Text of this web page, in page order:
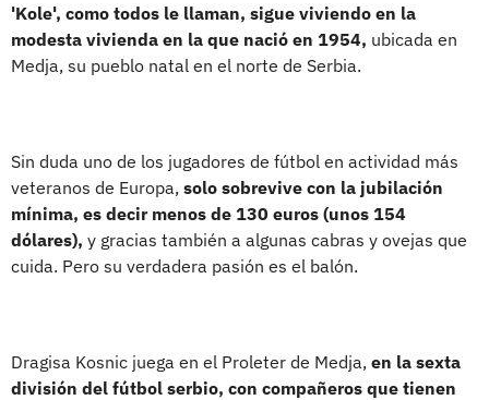
'Kole', como todos le llaman, sigue viviendo en la
modesta vivienda en la que nació en 1954, ubicada en
Medja, su pueblo natal en el norte de Serbia.
Sin duda uno de los jugadores de fútbol en actividad más
veteranos de Europa, solo sobrevive con la jubilación
mínima, es decir menos de 130 euros (unos 154
dólares), y gracias también a algunas cabras y ovejas que
cuida. Pero su verdadera pasión es el balón.
Dragisa Kosnic juega en el Proleter de Medja, en la sexta
división del fútbol serbio, con compañeros que tienen